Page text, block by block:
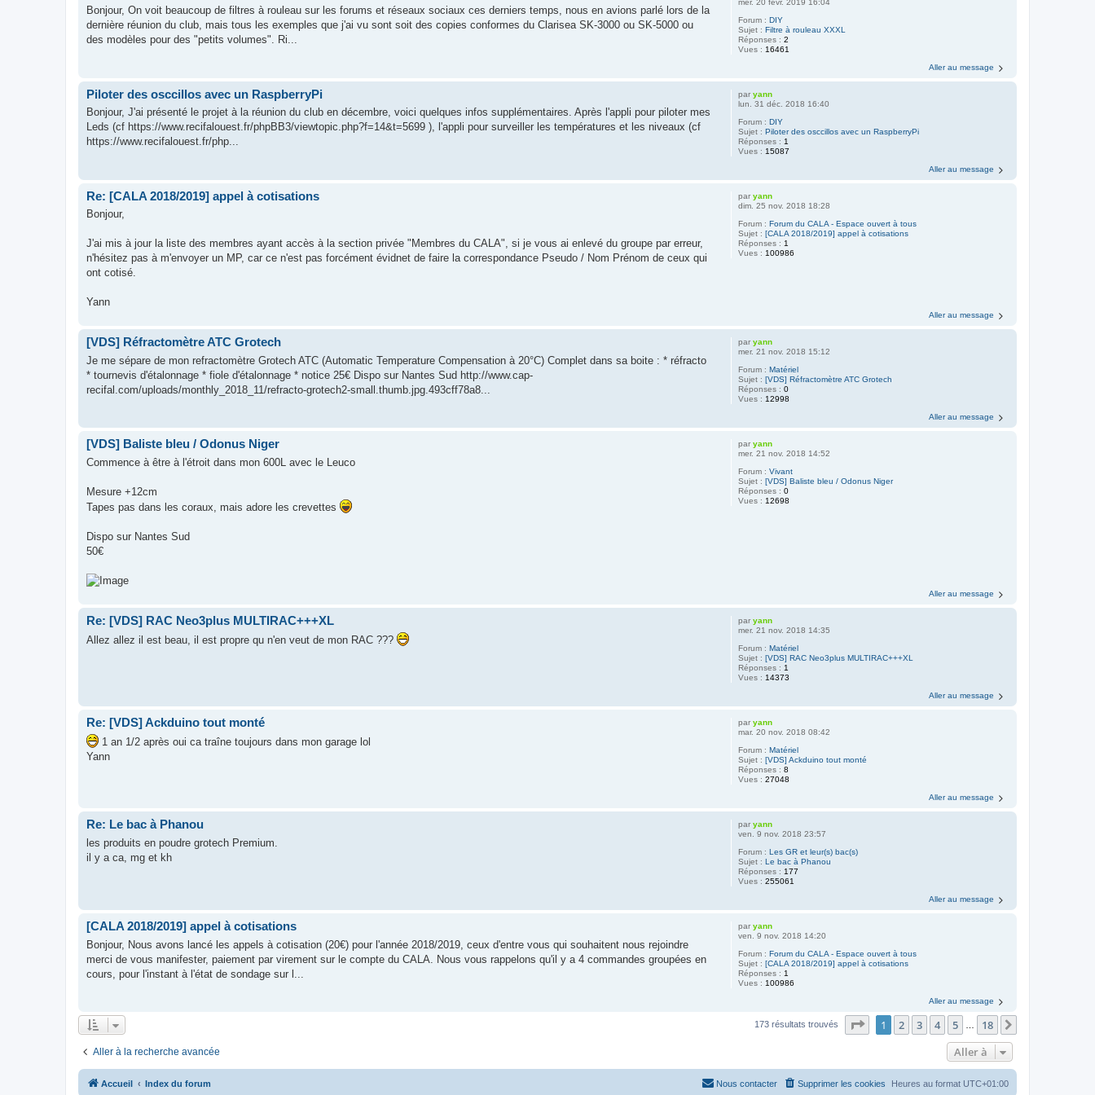
Forum :DIY
Sujet :Filtre à rouleau XXXL
Réponses :2
Vues : 16461
Bonjour, On voit beaucoup de filtres à rouleau sur les forums et réseaux sociaux ces derniers temps, nous en avions parlé lors de la
dernière réunion du club, mais tous les exemples que j'ai vu sont soit des copies conformes du Clarisea SK-3000 ou SK-5000 ou
des modèles pour des "petits volumes". Ri...
Aller au message
paryann
lun. 31 déc. 2018 16:40
Forum :DIY
Sujet :Piloter des osccillos avec un RaspberryPi
Réponses : 1
Vues : 15087
Piloter des osccillos avec un RaspberryPi
Bonjour, J'ai présenté le projet à la réunion du club en décembre, voici quelques infos supplémentaires. Après l'appli pour piloter mes
Leds (cf https://www.recifalouest.fr/phpBB3/viewtopic.php?f=14&t=5699 ), l'appli pour surveiller les températures et les niveaux (cf
https://www.recifalouest.fr/php...
Aller au message
paryann
dim. 25 nov. 2018 18:28
Forum :Forum du CALA - Espace ouvert à tous
Sujet :[CALA 2018/2019] appel à cotisations
Réponses : 1
Vues : 100986
Re: [CALA 2018/2019] appel à cotisations
Bonjour,
J'ai mis à jour la liste des membres ayant accès à la section privée "Membres du CALA", si je vous ai enlevé du groupe par erreur,
n'hésitez pas à m'envoyer un MP, car ce n'est pas forcément évidnet de faire la correspondance Pseudo / Nom Prénom de ceux qui
ont cotisé.
Yann
Aller au message
paryann
mer. 21 nov. 2018 15:12
Forum :Matériel
Sujet :[VDS] Réfractomètre ATC Grotech
Réponses :0
Vues : 12998
[VDS] Réfractomètre ATC Grotech
Je me sépare de mon refractomètre Grotech ATC (Automatic Temperature Compensation à 20°C) Complet dans sa boite : * réfracto
* tournevis d'étalonnage * fiole d'étalonnage * notice 25€ Dispo sur Nantes Sud http://www.cap-
recifal.com/uploads/monthly_2018_11/refracto-grotech2-small.thumb.jpg.493cff78a8...
Aller au message
paryann
mer. 21 nov. 2018 14:52
Forum :Vivant
Sujet :[VDS] Baliste bleu / Odonus Niger
Réponses :0
Vues : 12698
[VDS] Baliste bleu / Odonus Niger
Commence à être à l'étroit dans mon 600L avec le Leuco
Mesure +12cm
Tapes pas dans les coraux, mais adore les crevettes
Dispo sur Nantes Sud
50€
Aller au message
paryann
mer. 21 nov. 2018 14:35
Forum :Matériel
Sujet :[VDS] RAC Neo3plus MULTIRAC+++XL
Réponses : 1
Vues : 14373
Re: [VDS] RAC Neo3plus MULTIRAC+++XL
Allez allez il est beau, il est propre qu n'en veut de mon RAC ???
Aller au message
paryann
mar. 20 nov. 2018 08:42
Forum :Matériel
Sujet :[VDS] Ackduino tout monté
Réponses :8
Vues :27048
Re: [VDS] Ackduino tout monté
1 an 1/2 après oui ca traîne toujours dans mon garage lol
Yann
Aller au message
paryann
ven. 9 nov. 2018 23:57
Forum :Les GR et leur(s) bac(s)
Sujet :Le bac à Phanou
Réponses : 177
Vues :255061
Re: Le bac à Phanou
les produits en poudre grotech Premium.
il y a ca, mg et kh
Aller au message
paryann
ven. 9 nov. 2018 14:20
Forum :Forum du CALA - Espace ouvert à tous
Sujet :[CALA 2018/2019] appel à cotisations
Réponses : 1
Vues : 100986
[CALA 2018/2019] appel à cotisations
Bonjour, Nous avons lancé les appels à cotisation (20€) pour l'année 2018/2019, ceux d'entre vous qui souhaitent nous rejoindre
merci de vous manifester, paiement par virement sur le compte du CALA. Nous vous rappelons qu'il y a 4 commandes groupées en
cours, pour l'instant à l'état de sondage sur l...
Aller au message
173 résultats trouvés Page sur18
1 2 3 4 5 18
Aller à la recherche avancée Aller à
Accueil Index du forum Heures au format UTC+01:00
Supprimer les cookies
Nous contacter